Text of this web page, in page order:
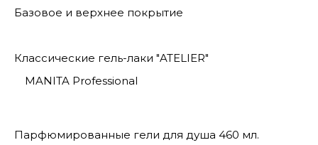
Базовое и верхнее покрытие
Классические гель-лаки "ATELIER"
MANITA Professional
Парфюмированные гели для душа 460 мл.